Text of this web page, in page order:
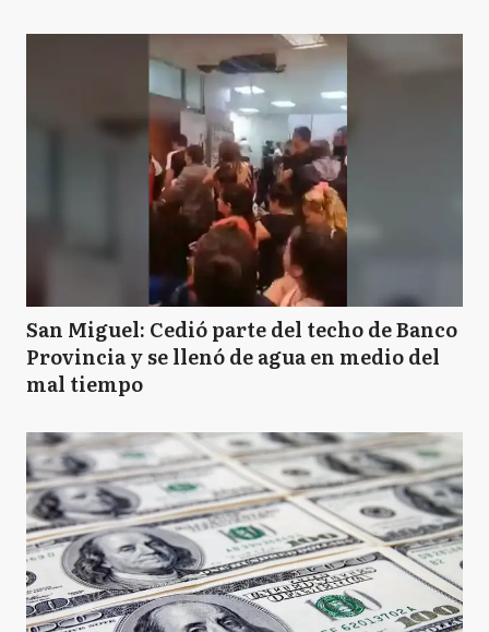
San Miguel: Cedió parte del techo de Banco
Provincia y se llenó de agua en medio del
mal tiempo